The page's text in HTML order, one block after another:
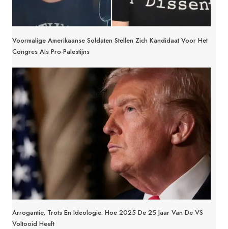
Voormalige Amerikaanse Soldaten Stellen Zich Kandidaat Voor Het
Congres Als Pro-Palestijns
Arrogantie, Trots En Ideologie: Hoe 2025 De 25 Jaar Van De VS
Voltooid Heeft